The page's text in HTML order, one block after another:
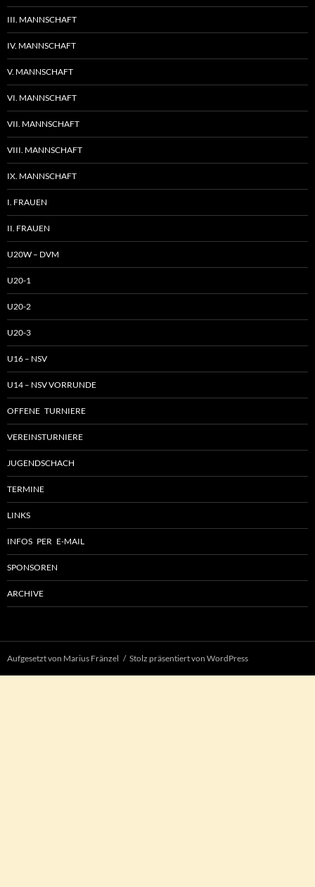
III. MANNSCHAFT
IV. MANNSCHAFT
V. MANNSCHAFT
VI. MANNSCHAFT
VII. MANNSCHAFT
VIII. MANNSCHAFT
IX. MANNSCHAFT
I. FRAUEN
II. FRAUEN
U20W – DVM
U20-1
U20-2
U20-3
U16 – NSV
U14 – NSV VORRUNDE
OFFENE TURNIERE
VEREINSTURNIERE
JUGENDSCHACH
TERMINE
LINKS
INFOS PER E-MAIL
SPONSOREN
ARCHIVE
Aufgesetzt von Marius Fränzel Stolz präsentiert von WordPress